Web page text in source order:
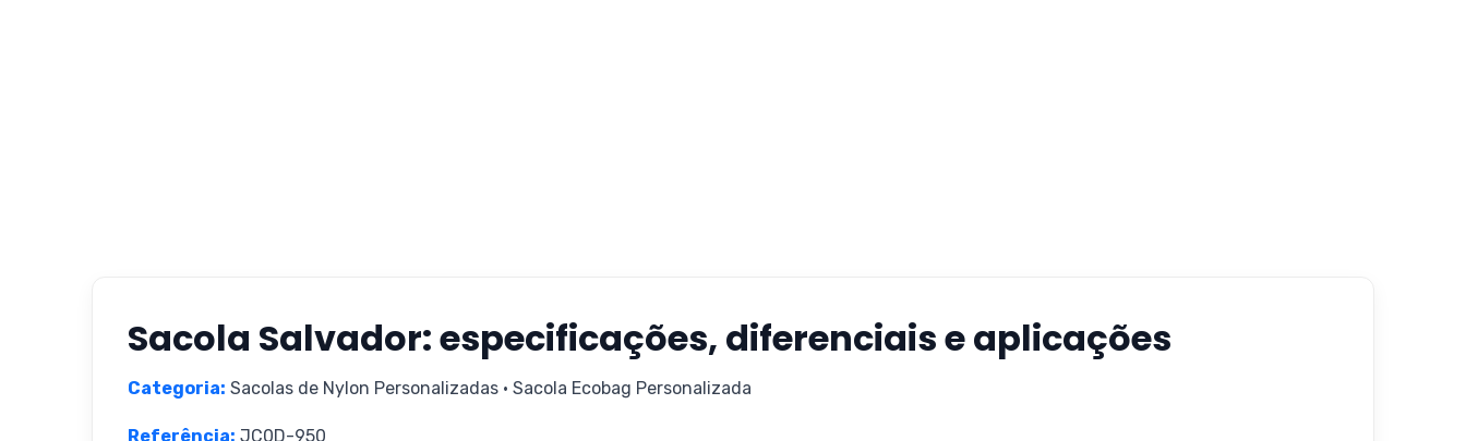
Sacola Salvador: especificações, diferenciais e aplicações
Categoria: Sacolas de Nylon Personalizadas • Sacola Ecobag Personalizada
Referência: JC0D-950